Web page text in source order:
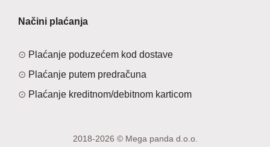
Načini plaćanja
Plaćanje poduzećem kod dostave
Plaćanje putem predračuna
Plaćanje kreditnom/debitnom karticom
2018-2026 © Mega panda d.o.o.